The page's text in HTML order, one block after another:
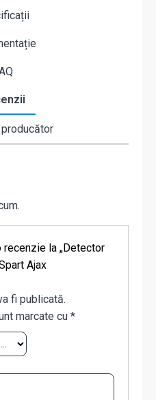
recenzie la „Detector
Ajax
fi publicată.
marcate cu *